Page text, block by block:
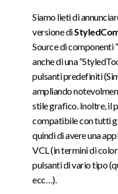
Siamo lieti di
versione di
Source di componenti
anche di una
pulsanti predefiniti
ampliando
stile grafico. Inoltre, il
compatibile con tutti
quindi di avere una
VCL (in termini di
pulsanti di vario tipo
ecc…).